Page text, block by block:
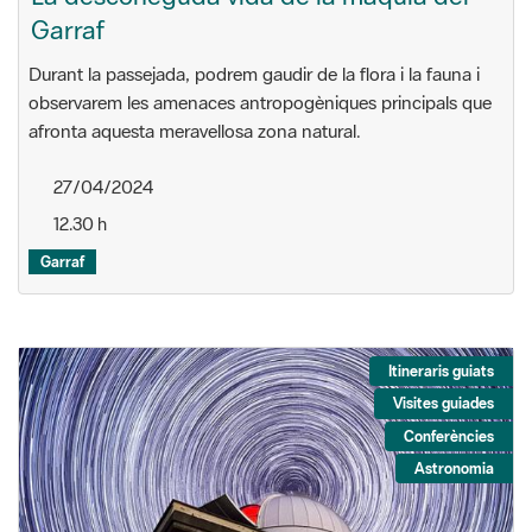
Garraf
Durant la passejada, podrem gaudir de la flora i la fauna i
observarem les amenaces antropogèniques principals que
afronta aquesta meravellosa zona natural.
27/04/2024
12.30 h
Garraf
Itineraris guiats
Visites guiades
Conferències
Astronomia